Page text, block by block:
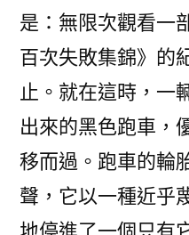
是：無限次觀看一
百次失敗集錦》的
止。就在這時，一
出來的黑色跑車，
移而過。跑車的輪
聲，它以一種近乎